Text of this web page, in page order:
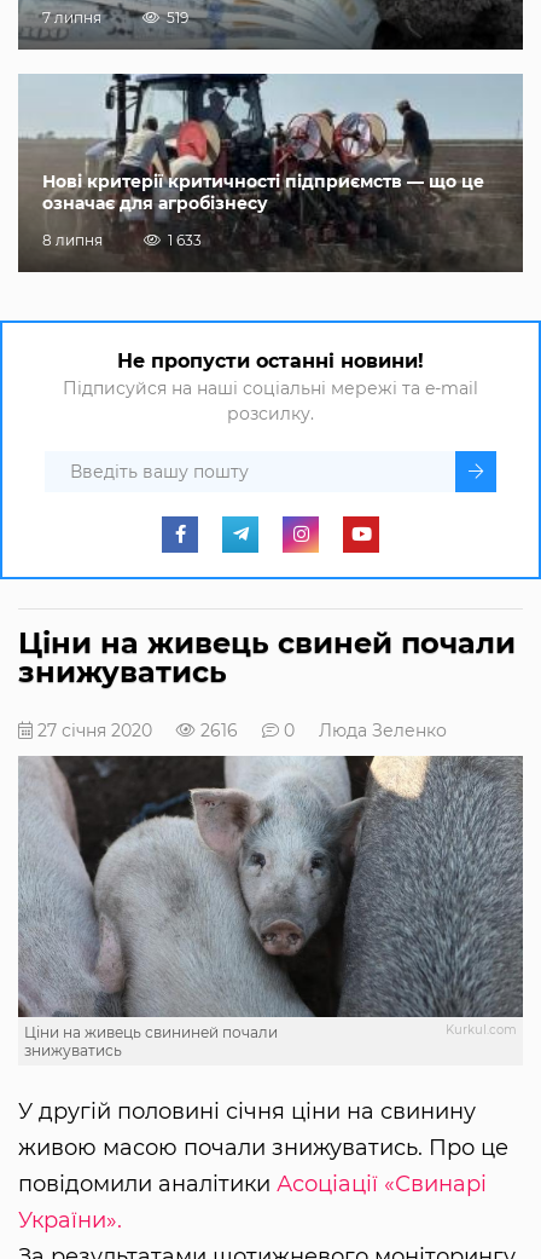
7 липня 519
Нові критерії критичності підприємств — що це
означає для агробізнесу
8 липня 1 633
Не пропусти останні новини!
Підписуйся на наші соціальні мережі та e-mail
розсилку.
Ціни на живець свиней почали
знижуватись
27 січня 2020 2616 0 Люда Зеленко
Kurkul.com
Ціни на живець свининей почали
знижуватись
У другій половині січня ціни на свинину
живою масою почали знижуватись. Про це
повідомили аналітики Асоціації «Свинарі
України».